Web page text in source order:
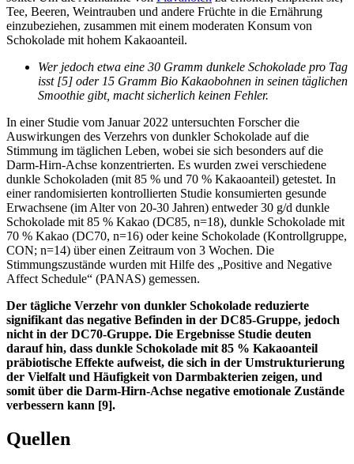
Tee, Beeren, Weintrauben und andere Früchte in die Ernährung
einzubeziehen, zusammen mit einem moderaten Konsum von
Schokolade mit hohem Kakaoanteil.
Wer jedoch etwa eine 30 Gramm dunkele Schokolade pro Tag
isst [5] oder 15 Gramm Bio Kakaobohnen in seinen täglichen
Smoothie gibt, macht sicherlich keinen Fehler.
In einer Studie vom Januar 2022 untersuchten Forscher die
Auswirkungen des Verzehrs von dunkler Schokolade auf die
Stimmung im täglichen Leben, wobei sie sich besonders auf die
Darm-Hirn-Achse konzentrierten. Es wurden zwei verschiedene
dunkle Schokoladen (mit 85 % und 70 % Kakaoanteil) getestet. In
einer randomisierten kontrollierten Studie konsumierten gesunde
Erwachsene (im Alter von 20-30 Jahren) entweder 30 g/d dunkle
Schokolade mit 85 % Kakao (DC85, n=18), dunkle Schokolade mit
70 % Kakao (DC70, n=16) oder keine Schokolade (Kontrollgruppe,
CON; n=14) über einen Zeitraum von 3 Wochen. Die
Stimmungszustände wurden mit Hilfe des „Positive and Negative
Affect Schedule“ (PANAS) gemessen.
Der tägliche Verzehr von dunkler Schokolade reduzierte
signifikant das negative Befinden in der DC85-Gruppe, jedoch
nicht in der DC70-Gruppe. Die Ergebnisse Studie deuten
darauf hin, dass dunkle Schokolade mit 85 % Kakaoanteil
präbiotische Effekte aufweist, die sich in der Umstrukturierung
der Vielfalt und Häufigkeit von Darmbakterien zeigen, und
somit über die Darm-Hirn-Achse negative emotionale Zustände
verbessern kann [9].
Quellen